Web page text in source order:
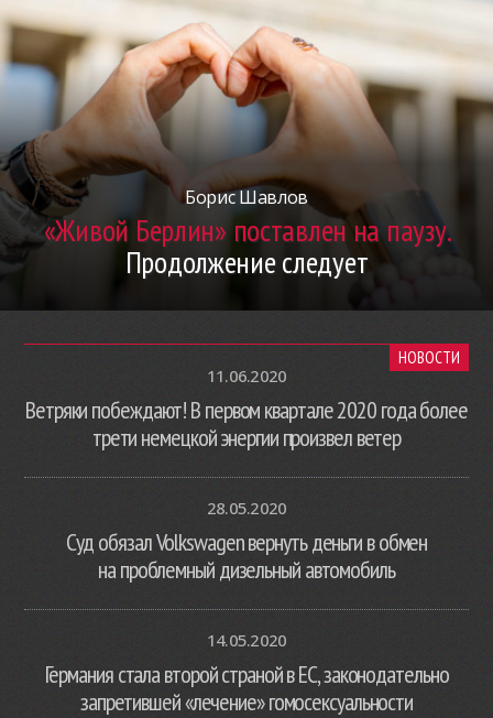
Борис Шавлов
«Живой Берлин» поставлен на паузу.
Продолжение следует
НОВОСТИ
11.06.2020
Ветряки побеждают! В первом квартале 2020 года более
трети немецкой энергии произвел ветер
28.05.2020
Суд обязал Volkswagen вернуть деньги в обмен
на проблемный дизельный автомобиль
14.05.2020
Германия стала второй страной в ЕС, законодательно
запретившей «лечение» гомосексуальности